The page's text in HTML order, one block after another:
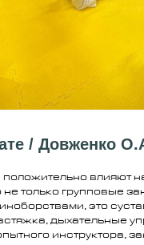
/ Довженко
положительно влияют
не только групповые
это
дыхательные
инструктора,